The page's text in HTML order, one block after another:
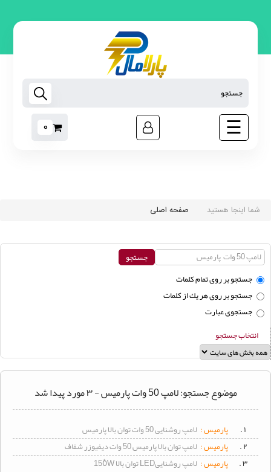
☰
0
روشنایی
تجهیزات
هوشمند
رابط
غیر
نوارچسب
برق
لوستر
محافظ
برق
سرپیچ
لامپ
سیم
و
برق
شما اینجا هستید صفحه اصلی
جستجو بر روی تمام كلمات
جستجو بر روی هر يك از كلمات
جستجوی عبارت
انتخاب جستجو
موضوع جستجو: لامپ 50 وات پارمیس - ۳ مورد پیدا شد
۱ . پارمیس : لامپ روشنایی 50 وات توان بالا پارمیس
۲ .
پارمیس : لامپ توان بالا پارمیس 50 وات دیفیوزر شفاف
۳ .
پارمیس : لامپ روشناییLED توان بالا 150ٌW